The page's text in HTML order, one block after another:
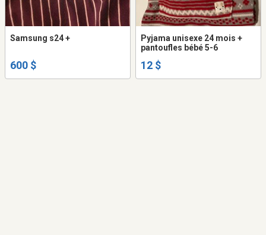
Samsung s24 +
600 $
Pyjama unisexe 24 mois +
pantoufles bébé 5-6
12 $